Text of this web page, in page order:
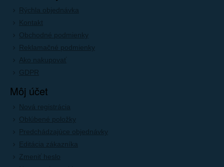
Rýchla objednávka
Kontakt
Obchodné podmienky
Reklamačné podmienky
Ako nakupovať
GDPR
Môj účet
Nová registrácia
Oblúbené položky
Predchádzajúce objednávky
Editácia zákazníka
Zmeniť heslo